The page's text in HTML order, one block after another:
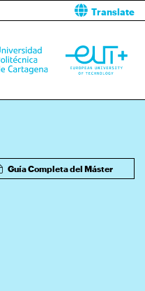
Translate
Guía Completa del Máster